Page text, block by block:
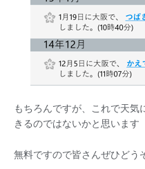
もちろんですが、これで天
きるのではないかと思います
無料ですので皆さんぜひどう